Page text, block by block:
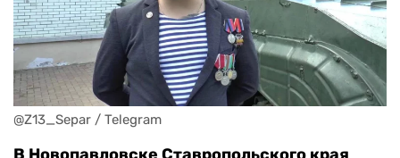
@Z13_Separ / Telegram